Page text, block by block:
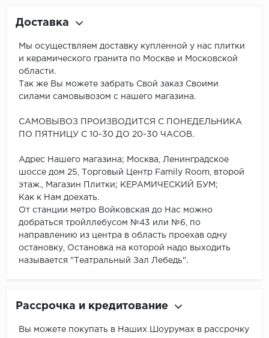
Доставка
Мы осуществляем доставку купленной у нас плитки
и керамического гранита по Москве и Московской
области.
Так же Вы можете забрать Свой заказ Своими
силами самовывозом с нашего магазина.
САМОВЫВОЗ ПРОИЗВОДИТСЯ С ПОНЕДЕЛЬНИКА
ПО ПЯТНИЦУ С 10-30 ДО 20-30 ЧАСОВ.
Адрес Нашего магазина; Москва, Ленинградское
шоссе дом 25, Торговый Центр Family Room, второй
этаж., Магазин Плитки; КЕРАМИЧЕСКИЙ БУМ;
Как к Нам доехать.
От станции метро Войковская до Нас можно
добраться тройллебусом №43 или №6, по
направлению из центра в область проехав одну
остановку, Остановка на которой надо выходить
называется "Театральный Зал Лебедь".
Рассрочка и кредитование
Вы можете покупать в Наших Шоурумах в рассрочку